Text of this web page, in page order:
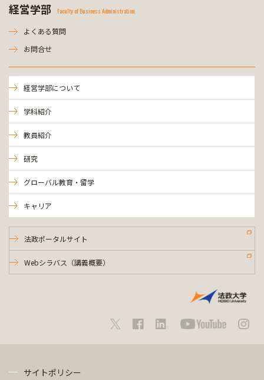
経営学部 Faculty of Business Administration
よくある質問
お問合せ
経営学部について
学科紹介
教員紹介
研究
グローバル教育・留学
キャリア
法政ポータルサイト
Webシラバス（講義概要）
サイトポリシー